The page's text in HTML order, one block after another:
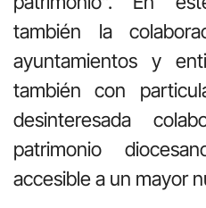
también la
ayuntamientos y
también con
desinteresada
patrimonio
accesible a un mayor